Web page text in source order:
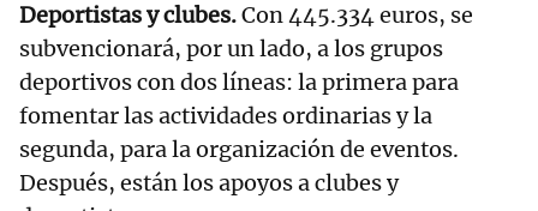
Deportistas y clubes.Con 445.334 euros, se
subvencionará, por un lado, a los grupos
deportivos con dos líneas: la primera para
fomentar las actividades ordinarias y la
segunda, para la organización de eventos.
Después, están los apoyos a clubes y